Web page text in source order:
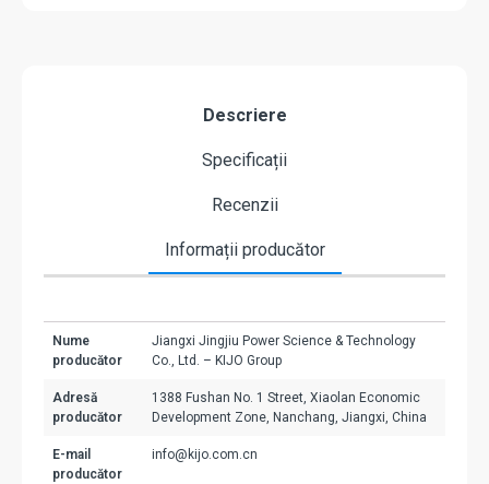
Descriere
Specificații
Recenzii
Informații producător
Nume
producător
Jiangxi Jingjiu Power Science & Technology
Co., Ltd. – KIJO Group
Adresă
producător
1388 Fushan No. 1 Street, Xiaolan Economic
Development Zone, Nanchang, Jiangxi, China
E-mail
producător
info@kijo.com.cn